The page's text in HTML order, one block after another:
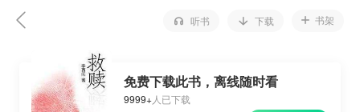
听书 下载 书架
免费下载此书，离线随时看
9999+人已下载